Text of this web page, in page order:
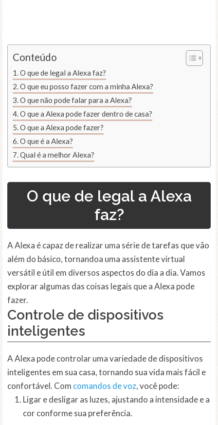
Conteúdo
O que de legal a Alexa faz?
O que eu posso fazer com a minha Alexa?
O que não pode falar para a Alexa?
O que a Alexa pode fazer dentro de casa?
O que a Alexa pode fazer?
O que é a Alexa?
Qual é a melhor Alexa?
O que de legal a Alexa
faz?
A Alexa é capaz de realizar uma série de tarefas que vão
além do básico, tornandoa uma assistente virtual
versátil e útil em diversos aspectos do dia a dia. Vamos
explorar algumas das coisas legais que a Alexa pode
fazer.
Controle de dispositivos
inteligentes
A Alexa pode controlar uma variedade de dispositivos
inteligentes em sua casa, tornando sua vida mais fácil e
confortável. Com comandos de voz, você pode:
Ligar e desligar as luzes, ajustando a intensidade e a
cor conforme sua preferência.